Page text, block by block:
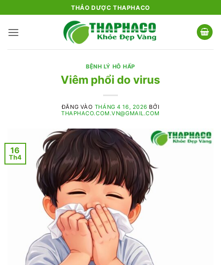
qua
nội
THẢO DƯỢC THAPHACO
BỆNH LÝ HÔ HẤP
Viêm phổi do virus
ĐĂNG VÀO THÁNG 4 16, 2026 BỞI
THAPHACO.COM.VN@GMAIL.COM
16
Th4